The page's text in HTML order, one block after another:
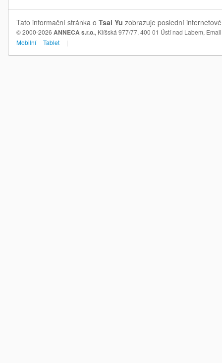
Tato informační stránka o Tsai Yu zobrazuje poslední
© 2000-2026 ANNECA s.r.o., Klíšská 977/77, 400 01 Ústí nad Labem,
Mobilní
Tablet |